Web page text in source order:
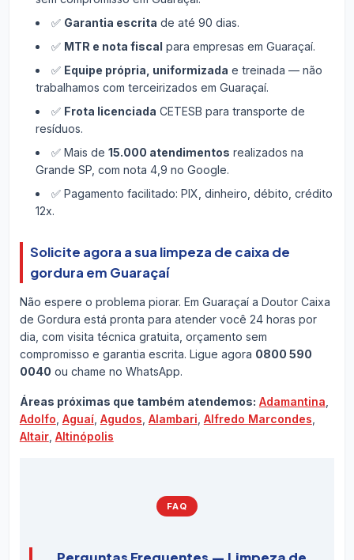
✅ Garantia escrita de até 90 dias.
✅ MTR e nota fiscal para empresas em Guaraçaí.
✅ Equipe própria, uniformizada e treinada — não
trabalhamos com terceirizados em Guaraçaí.
✅ Frota licenciada CETESB para transporte de
resíduos.
✅ Mais de 15.000 atendimentos realizados na
Grande SP, com nota 4,9 no Google.
✅ Pagamento facilitado: PIX, dinheiro, débito, crédito
12x.
Solicite agora a sua limpeza de caixa de
gordura em Guaraçaí
Não espere o problema piorar. Em Guaraçaí a Doutor Caixa
de Gordura está pronta para atender você 24 horas por
dia, com visita técnica gratuita, orçamento sem
compromisso e garantia escrita. Ligue agora 0800 590
0040 ou chame no WhatsApp.
Áreas próximas que também atendemos: Adamantina
Adolfo Aguaí, Agudos Alambari Alfredo Marcondes
Altair, Altinópolis
FAQ